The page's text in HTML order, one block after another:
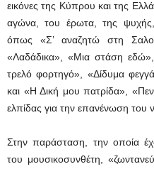
εικόνες της Κύπρου και της
αγώνα, του έρωτα, της ψυχής,
όπως «Σ’ αναζητώ στη
«Λαδάδικα», «Μια στάση
τρελό φορτηγό», «Δίδυμα
και «Η Δική μου πατρίδα»,
ελπίδας για την επανένωση του
Στην παράσταση, την οποία
του μουσικοσυνθέτη,